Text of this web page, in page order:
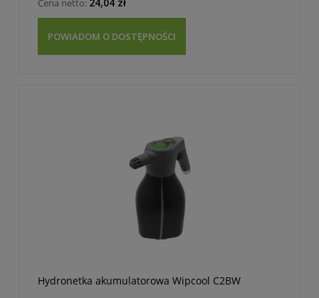
Cena netto:
POWIADOM O DOSTĘPNOŚCI
Hydronetka akumulatorowa Wipcool C2BW